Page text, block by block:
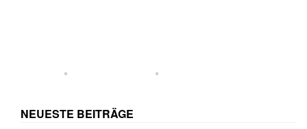
NEUESTE BEITRÄGE